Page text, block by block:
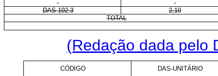
DAS 102.3
2,10
TOTAL
(Redação dada pelo
CÓDIGO
DAS-UNITÁRIO